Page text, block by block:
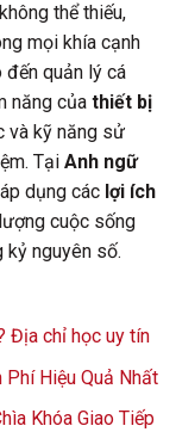
thể thiếu,
mọi khía cạnh
quản lý cá
năng của thiết bị
và kỹ năng sử
Tại Anh ngữ
dụng các lợi ích
cuộc sống
kỷ nguyên số.
Địa chỉ học uy tín
Phí Hiệu Quả Nhất
Khóa Giao Tiếp